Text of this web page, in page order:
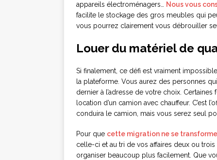
appareils électroménagers…
Nous vous
facilite le stockage des gros meubles qui
vous pourrez clairement vous débrouiller
Louer du matériel de
Si finalement, ce défi est vraiment
la plateforme. Vous aurez des personnes
dernier à l’adresse de votre choix.
location d’un camion avec chauffeur. C’est
conduira le camion, mais vous serez seul
Pour que cette migration ne se
celle-ci et au tri de vos affaires deux ou
organiser beaucoup plus facilement. Que